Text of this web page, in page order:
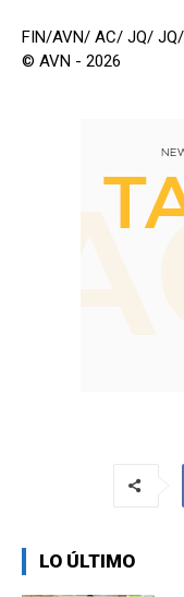
FIN/AVN/ AC/ JQ/ JQ/
© AVN - 2026
LO ÚLTIMO